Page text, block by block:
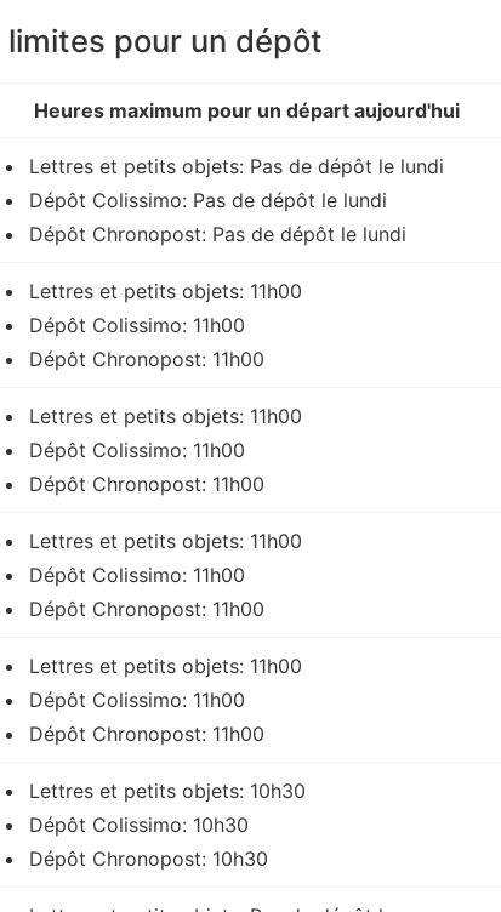
limites pour un dépôt
Heures maximum pour un départ aujourd'hui
Lettres et petits objets: Pas de dépôt le lundi
Dépôt Colissimo: Pas de dépôt le lundi
Dépôt Chronopost: Pas de dépôt le lundi
Lettres et petits objets: 11h00
Dépôt Colissimo: 11h00
Dépôt Chronopost: 11h00
Lettres et petits objets: 11h00
Dépôt Colissimo: 11h00
Dépôt Chronopost: 11h00
Lettres et petits objets: 11h00
Dépôt Colissimo: 11h00
Dépôt Chronopost: 11h00
Lettres et petits objets: 11h00
Dépôt Colissimo: 11h00
Dépôt Chronopost: 11h00
Lettres et petits objets: 10h30
Dépôt Colissimo: 10h30
Dépôt Chronopost: 10h30